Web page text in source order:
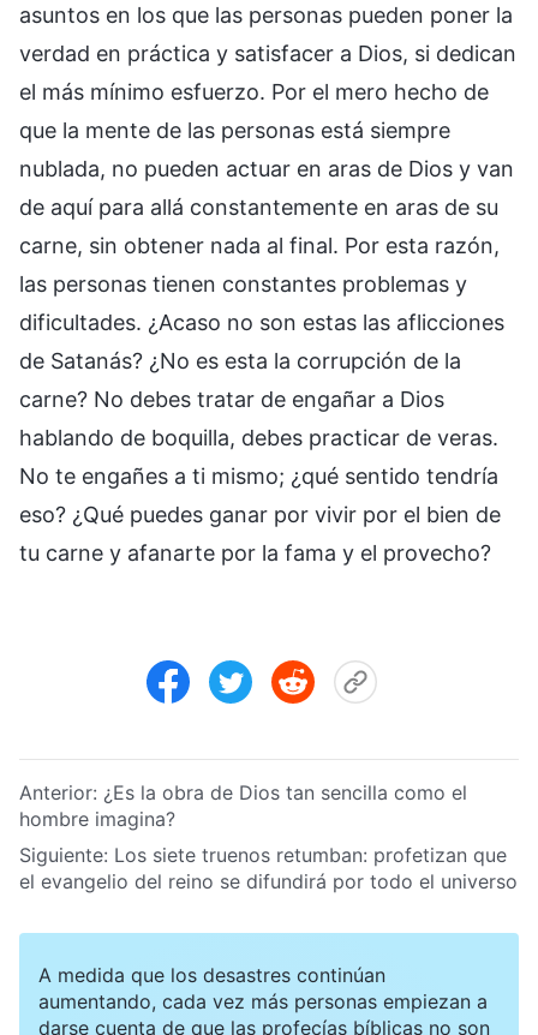
asuntos en los que las personas pueden poner la
verdad en práctica y satisfacer a Dios, si dedican
el más mínimo esfuerzo. Por el mero hecho de
que la mente de las personas está siempre
nublada, no pueden actuar en aras de Dios y van
de aquí para allá constantemente en aras de su
carne, sin obtener nada al final. Por esta razón,
las personas tienen constantes problemas y
dificultades. ¿Acaso no son estas las aflicciones
de Satanás? ¿No es esta la corrupción de la
carne? No debes tratar de engañar a Dios
hablando de boquilla, debes practicar de veras.
No te engañes a ti mismo; ¿qué sentido tendría
eso? ¿Qué puedes ganar por vivir por el bien de
tu carne y afanarte por la fama y el provecho?
Anterior: ¿Es la obra de Dios tan sencilla como el
hombre imagina?
Siguiente: Los siete truenos retumban: profetizan que
el evangelio del reino se difundirá por todo el universo
A medida que los desastres continúan
aumentando, cada vez más personas empiezan a
darse cuenta de que las profecías bíblicas no son